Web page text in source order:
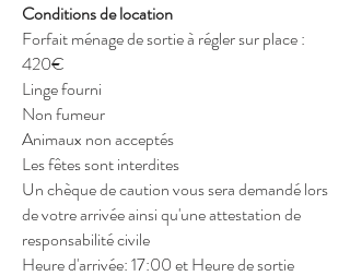
Conditions de location
Forfait ménage de sortie à régler sur place :
420€
Linge fourni
Non fumeur
Animaux non acceptés
Les fêtes sont interdites
Un chèque de caution vous sera demandé lors
de votre arrivée ainsi qu'une attestation de
responsabilité civile
Heure d'arrivée: 17:00 et Heure de sortie